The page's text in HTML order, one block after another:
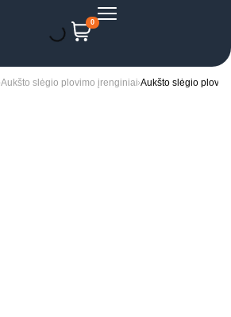
0
Aukšto slėgio plovimo įrenginiai Aukšto slėgio